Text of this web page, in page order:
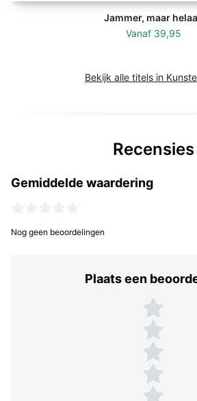
Jammer, maar
Vanaf 39,95
Bekijk alle titels in
Recensies
Gemiddelde waardering
Nog geen beoordelingen
Plaats een
Plaats
5 sterren
4 sterren
3 sterren
2 sterren
1 ster